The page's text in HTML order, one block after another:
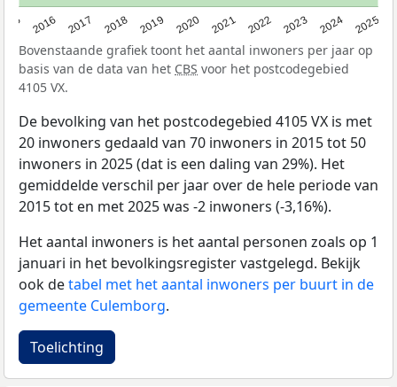
2016 2017 2018 2019 2020 2021 2022 2023 2024 2025
Bovenstaande grafiek toont het aantal inwoners per jaar op
basis van de data van het CBS voor het postcodegebied
4105 VX.
De bevolking van het postcodegebied 4105 VX is met
20 inwoners gedaald van 70 inwoners in 2015 tot 50
inwoners in 2025 (dat is een daling van 29%). Het
gemiddelde verschil per jaar over de hele periode van
2015 tot en met 2025 was -2 inwoners (-3,16%).
Het aantal inwoners is het aantal personen zoals op 1
januari in het bevolkingsregister vastgelegd. Bekijk
ook detabel met het aantal inwoners per buurt in de
gemeente Culemborg.
Toelichting